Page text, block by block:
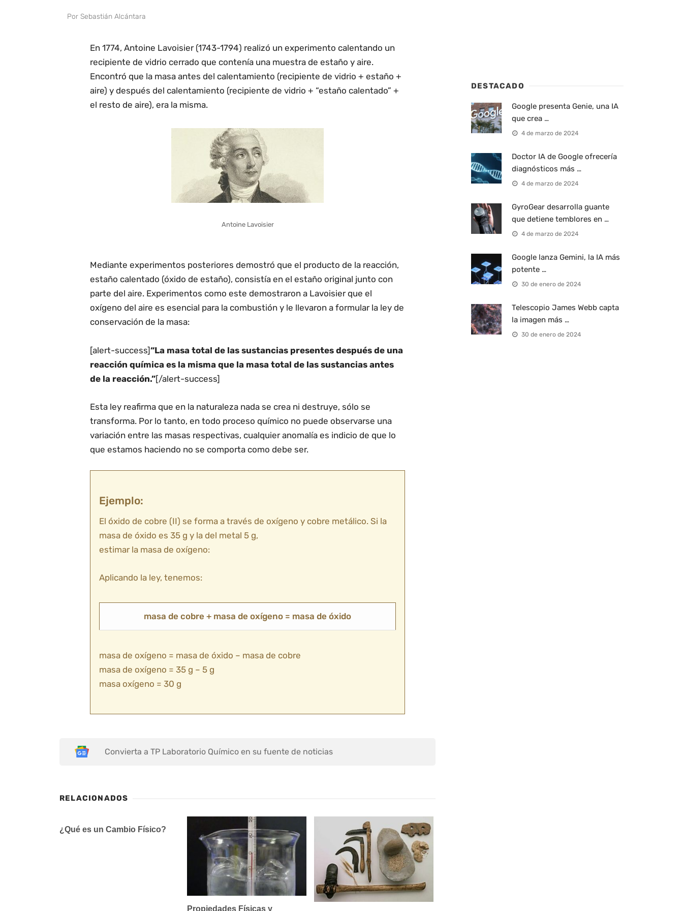
Por Sebastián Alcántara
En 1774, Antoine Lavoisier (1743-1794) realizó un experimento calentando un
recipiente de vidrio cerrado que contenía una muestra de estaño y aire.
Encontró que la masa antes del calentamiento (recipiente de vidrio + estaño +
aire) y después del calentamiento (recipiente de vidrio + “estaño calentado” +
el resto de aire), era la misma.
Antoine Lavoisier
Mediante experimentos posteriores demostró que el producto de la reacción,
estaño calentado (óxido de estaño), consistía en el estaño original junto con
parte del aire. Experimentos como este demostraron a Lavoisier que el
oxígeno del aire es esencial para la combustión y le llevaron a formular la ley de
conservación de la masa:
[alert-success]“La masa total de las sustancias presentes después de una
reacción química es la misma que la masa total de las sustancias antes
de la reacción.”[/alert-success]
Esta ley reafirma que en la naturaleza nada se crea ni destruye, sólo se
transforma. Por lo tanto, en todo proceso químico no puede observarse una
variación entre las masas respectivas, cualquier anomalía es indicio de que lo
que estamos haciendo no se comporta como debe ser.
Ejemplo:
El óxido de cobre (II) se forma a través de oxígeno y cobre metálico. Si la
masa de óxido es 35 g y la del metal 5 g,
estimar la masa de oxígeno:
Aplicando la ley, tenemos:
masa de cobre + masa de oxígeno = masa de óxido
masa de oxígeno = masa de óxido – masa de cobre
masa de oxígeno = 35 g – 5 g
masa oxígeno = 30 g
Convierta a TP Laboratorio Químico en su fuente de noticias
RELACIONADOS
¿Qué es un Cambio Físico?
Propiedades Físicas y
DESTACADO
Google presenta Genie, una IA
que crea …
4 de marzo de 2024
Doctor IA de Google ofrecería
diagnósticos más …
4 de marzo de 2024
GyroGear desarrolla guante
que detiene temblores en …
4 de marzo de 2024
Google lanza Gemini, la IA más
potente …
30 de enero de 2024
Telescopio James Webb capta
la imagen más …
30 de enero de 2024